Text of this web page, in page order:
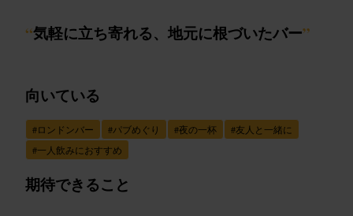
“気軽に立ち寄れる、地元に根づいたバー”
向いている
#ロンドンバー #パブめぐり #夜の一杯 #友人と一緒に
#一人飲みにおすすめ
期待できること